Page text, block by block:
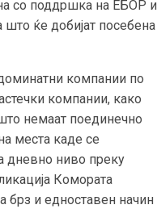
со поддршка на ЕБОР и
ќе добијат посебена
компании по
компании, како
немаат поединечно
места каде се
дневно ниво преку
Комората
и едноставен начин